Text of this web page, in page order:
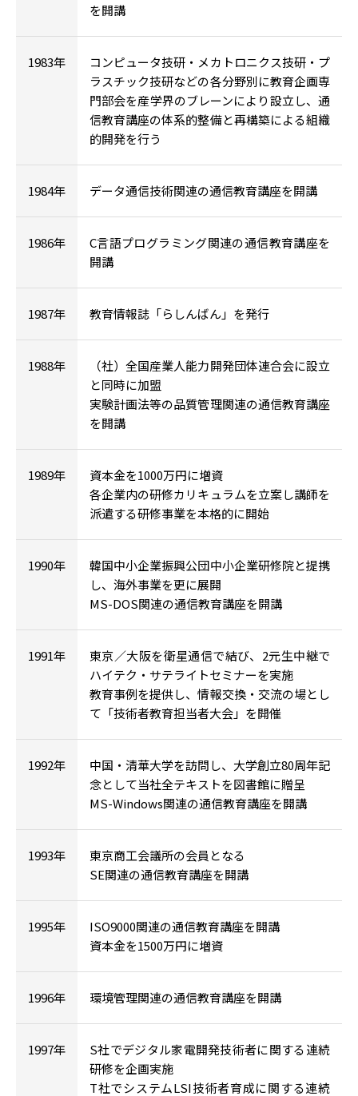
を開講
1983年
コンピュータ技研・メカトロニクス技研・プ
ラスチック技研などの各分野別に教育企画専
門部会を産学界のブレーンにより設立し、通
信教育講座の体系的整備と再構築による組織
的開発を行う
1984年 データ通信技術関連の通信教育講座を開講
1986年
C言語プログラミング関連の通信教育講座を
開講
1987年 教育情報誌「らしんばん」を発行
1988年
（社）全国産業人能力開発団体連合会に設立
と同時に加盟
実験計画法等の品質管理関連の通信教育講座
を開講
1989年
資本金を1000万円に増資
各企業内の研修カリキュラムを立案し講師を
派遣する研修事業を本格的に開始
1990年
韓国中小企業振興公団中小企業研修院と提携
し、海外事業を更に展開
MS-DOS関連の通信教育講座を開講
1991年
東京／大阪を衛星通信で結び、2元生中継で
ハイテク・サテライトセミナーを実施
教育事例を提供し、情報交換・交流の場とし
て「技術者教育担当者大会」を開催
1992年
中国・清華大学を訪問し、大学創立80周年記
念として当社全テキストを図書館に贈呈
MS-Windows関連の通信教育講座を開講
1993年
東京商工会議所の会員となる
SE関連の通信教育講座を開講
1995年
ISO9000関連の通信教育講座を開講
資本金を1500万円に増資
1996年 環境管理関連の通信教育講座を開講
1997年
S社でデジタル家電開発技術者に関する連続
研修を企画実施
T社でシステムLSI技術者育成に関する連続